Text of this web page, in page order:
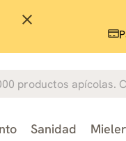
close
Sanidad